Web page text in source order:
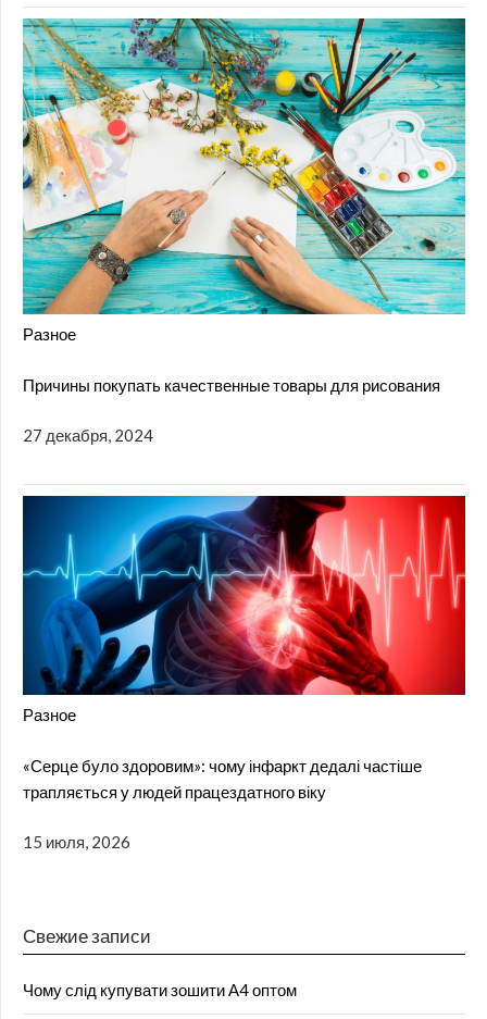
Разное
Причины покупать качественные товары для рисования
27 декабря, 2024
Разное
«Серце було здоровим»: чому інфаркт дедалі частіше
трапляється у людей працездатного віку
15 июля, 2026
Свежие записи
Чому слід купувати зошити А4 оптом